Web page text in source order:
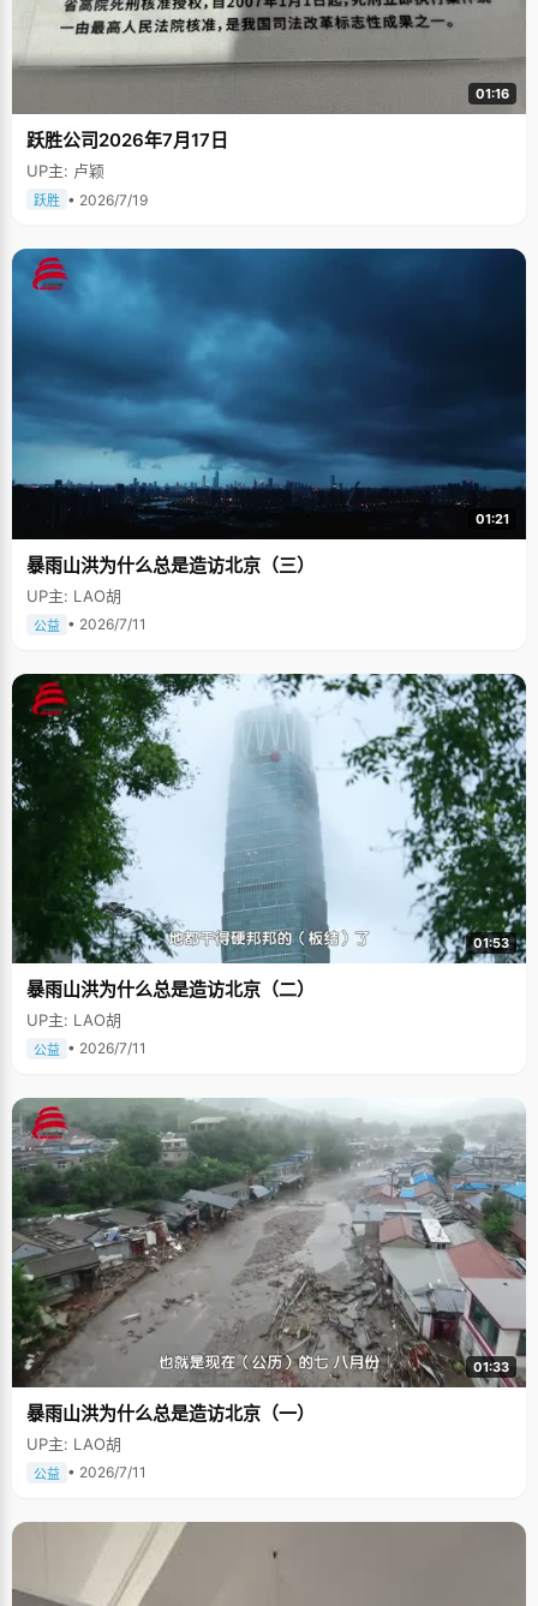
01:16
跃胜公司2026年7月17日
UP主: 卢颖
跃胜 • 2026/7/19
01:21
暴雨山洪为什么总是造访北京（三）
UP主: LAO胡
公益 • 2026/7/11
01:53
暴雨山洪为什么总是造访北京（二）
UP主: LAO胡
公益 • 2026/7/11
01:33
暴雨山洪为什么总是造访北京（一）
UP主: LAO胡
公益 • 2026/7/11